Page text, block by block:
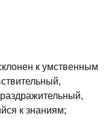
к умственным
к знаниям;